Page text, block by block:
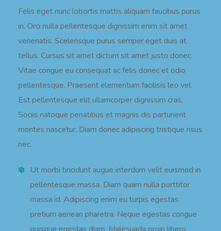
Felis eget nunc lobortis mattis aliquam faucibus purus
in. Orci nulla pellentesque dignissim enim sit amet
venenatis. Scelerisque purus semper eget duis at
tellus. Cursus sit amet dictum sit amet justo donec.
Vitae congue eu consequat ac felis donec et odio
pellentesque. Praesent elementum facilisis leo vel.
Est pellentesque elit ullamcorper dignissim cras.
Sociis natoque penatibus et magnis dis parturient
montes nascetur. Diam donec adipiscing tristique risus
nec.
Ut morbi tincidunt augue interdum velit euismod in
pellentesque massa. Diam quam nulla porttitor
massa id. Adipiscing enim eu turpis egestas
pretium aenean pharetra. Neque egestas congue